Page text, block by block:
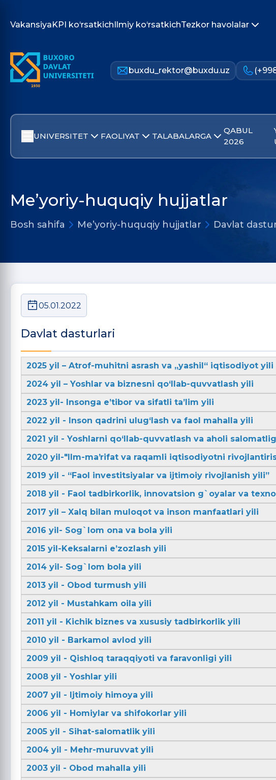
VakansiyaKPI ko‘rsatkichIlmiy ko‘rsatkichTezkor havolalar
buxdu_rektor@buxdu.uz
UNIVERSITET FAOLIYAT TALABALARGA
QABUL
2026
Me’yoriy-huquqiy hujjatlar
Bosh sahifa Me’yoriy-huquqiy hujjatlar Davlat
05.01.2022
Davlat dasturlari
2025 yil – Atrof-muhitni asrash va „yashil“ iqtisodiyot yili
2024 yil – Yoshlar va biznesni qo‘llab-quvvatlash yili
2023 yil- Insonga e’tibor va sifatli ta’lim yili
2022 yil - Inson qadrini ulug‘lash va faol mahalla yili
2021 yil - Yoshlarni qo‘llab-quvvatlash va aholi
2020 yil-"Ilm-maʼrifat va raqamli iqtisodiyotni
2019 yil - “Faol investitsiyalar va ijtimoiy rivojlanish yili”
2018 yil - Faol tadbirkorlik, innovatsion g`oyalar va
2017 yil – Xalq bilan muloqot va inson manfaatlari yili
2016 yil- Sog`lom ona va bola yili
2015 yil-Keksalarni e’zozlash yili
2014 yil- Sog`lom bola yili
2013 yil - Obod turmush yili
2012 yil - Mustahkam oila yili
2011 yil - Kichik biznes va xususiy tadbirkorlik yili
2010 yil - Barkamol avlod yili
2009 yil - Qishloq taraqqiyoti va faravonligi yili
2008 yil - Yoshlar yili
2007 yil - Ijtimoiy himoya yili
2006 yil - Homiylar va shifokorlar yili
2005 yil - Sihat-salomatlik yili
2004 yil - Mehr-muruvvat yili
2003 yil - Obod mahalla yili